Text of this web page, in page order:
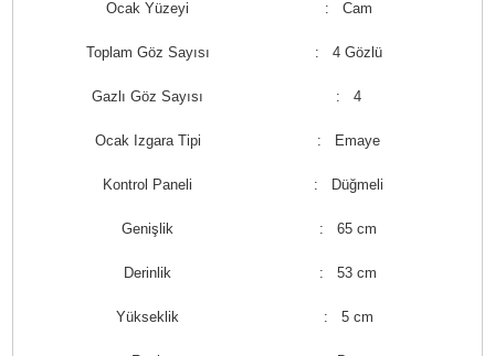
Ocak Yüzeyi : Cam
Toplam Göz Sayısı : 4 Gözlü
Gazlı Göz Sayısı : 4
Ocak Izgara Tipi : Emaye
Kontrol Paneli : Düğmeli
Genişlik : 65 cm
Derinlik : 53 cm
Yükseklik : 5 cm